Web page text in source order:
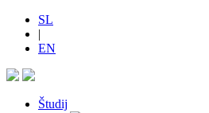
SL
|
EN
Študij